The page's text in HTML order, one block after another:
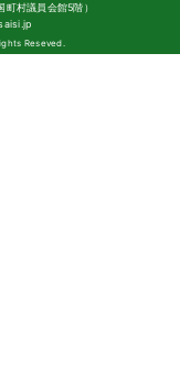
村議員会館5階）
Reseved.